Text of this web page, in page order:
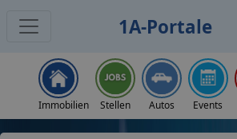
1A-Portale
Immobilien Stellen Autos Events